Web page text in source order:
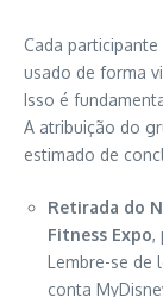
Cada
usado de forma
Isso é
A atribuição do
estimado de
Retirada do
Fitness Expo,
Lembre-se de
conta